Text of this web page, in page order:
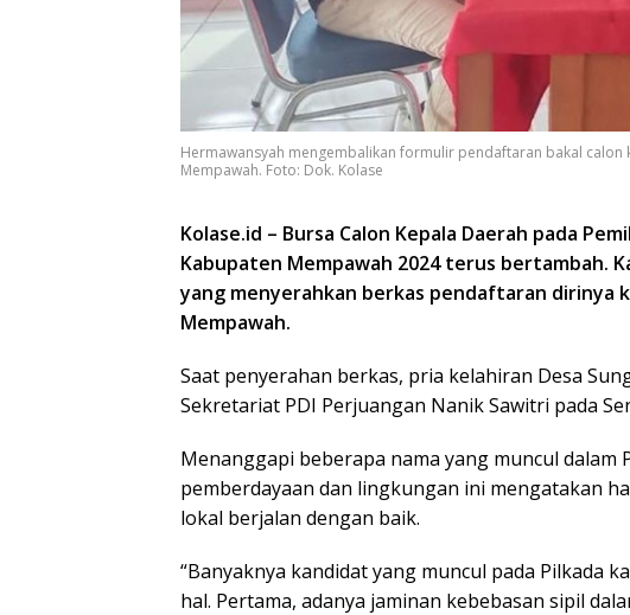
Hermawansyah mengembalikan formulir pendaftaran bakal calon
Mempawah. Foto: Dok. Kolase
Kolase.id – Bursa Calon Kepala Daerah pada
Kabupaten Mempawah 2024 terus bertambah.
yang menyerahkan berkas pendaftaran dirinya
Mempawah.
Saat penyerahan berkas, pria kelahiran Desa
Sekretariat PDI Perjuangan Nanik Sawitri pada
Menanggapi beberapa nama yang muncul dalam
pemberdayaan dan lingkungan ini mengatakan
lokal berjalan dengan baik.
“Banyaknya kandidat yang muncul pada Pilkada
hal. Pertama, adanya jaminan kebebasan sipil